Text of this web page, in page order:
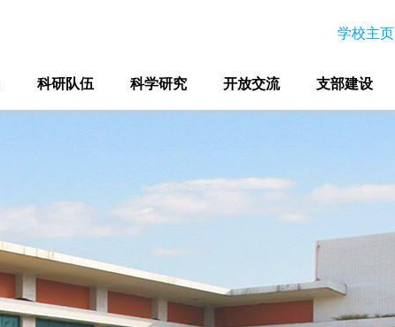
学校主页
科研队伍 科学研究 开放交流 支部建设